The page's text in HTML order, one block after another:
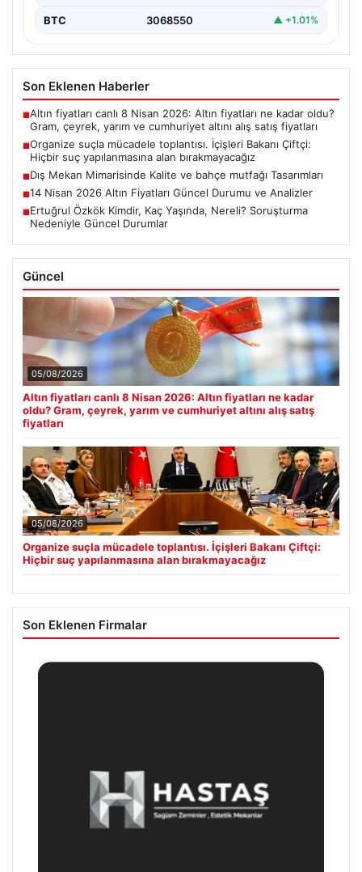
BTC 3068550 ▲ +1.01%
Son Eklenen Haberler
■Altın fiyatları canlı 8 Nisan 2026: Altın fiyatları ne kadar oldu?
Gram, çeyrek, yarım ve cumhuriyet altını alış satış fiyatları
■Organize suçla mücadele toplantısı. İçişleri Bakanı Çiftçi:
Hiçbir suç yapılanmasına alan bırakmayacağız
■Dış Mekan Mimarisinde Kalite ve bahçe mutfağı Tasarımları
■14 Nisan 2026 Altın Fiyatları Güncel Durumu ve Analizler
■Ertuğrul Özkök Kimdir, Kaç Yaşında, Nereli? Soruşturma
Nedeniyle Güncel Durumlar
Güncel
05/08/2026
Altın fiyatları canlı 8 Nisan 2026: Altın fiyatları ne kadar
oldu? Gram, çeyrek, yarım ve cumhuriyet altını alış satış
fiyatları
05/08/2026
Organize suçla mücadele toplantısı. İçişleri Bakanı Çiftçi:
Hiçbir suç yapılanmasına alan bırakmayacağız
Son Eklenen Firmalar